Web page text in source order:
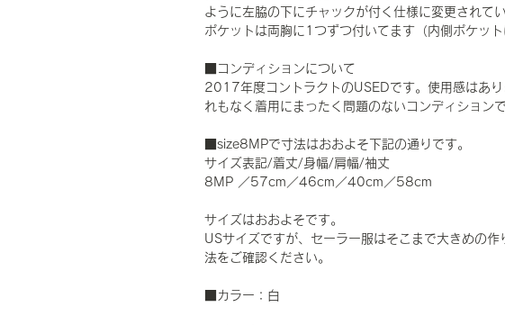
ように左脇の下にチャックが付く仕様に変更されてい
ポケットは両胸に1つずつ付いてます（内側ポケット
■コンディションについて
2017年度コントラクトのUSEDです。使用感はあ
れもなく着用にまったく問題のないコンディションで
■size8MPで寸法はおおよそ下記の通りです。
サイズ表記/着丈/身幅/肩幅/袖丈
8MP ／57cm／46cm／40cm／58cm
サイズはおおよそです。
USサイズですが、セーラー服はそこまで大きめの作
法をご確認ください。
■カラー：白